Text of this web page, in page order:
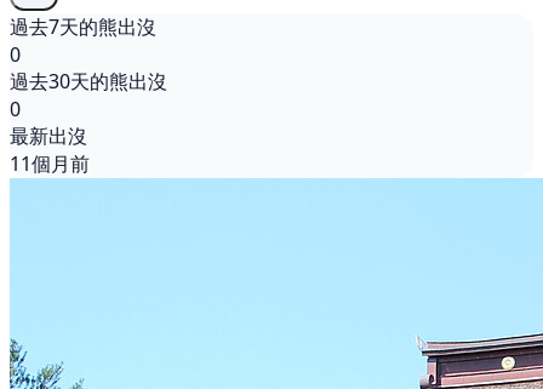
過去7天的熊出沒
0
過去30天的熊出沒
0
最新出沒
11個月前